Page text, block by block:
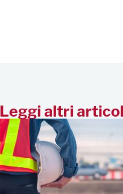
Leggi altri